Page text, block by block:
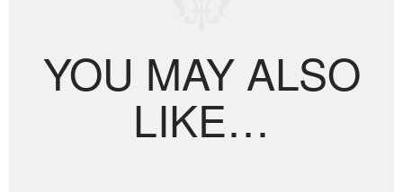
YOU MAY ALSO
LIKE…